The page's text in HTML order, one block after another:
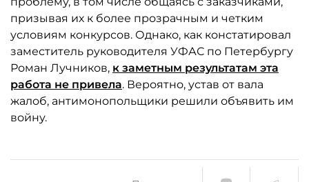
призывая их к более прозрачным и четким
условиям конкурсов. Однако, как констатировал
заместитель руководителя УФАС по Петербургу
Роман Лучников, к заметным результатам эта
работа не привела. Вероятно, устав от вала
жалоб, антимонопольщики решили объявить им
войну.